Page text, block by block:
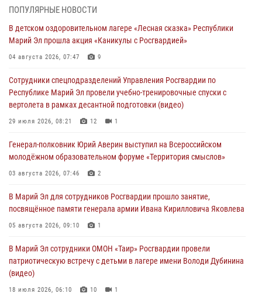
провели более 90 проверок мест хранения гражданского оружия
06 августа 2026, 08:00
В Марий Эл сотрудники вневедомственной охраны Росгвардии за
05 августа 2026, 09:44
В Марий Эл для сотрудников Росгвардии прошло занятие,
посвящённое памяти генерала армии Ивана Кирилловича Яковлева
В детском оздоровительном лагере «Лесная сказка» Республики
Марий Эл прошла акция «Каникулы с Росгвардией»
Сотрудники Центра лицензионно-разрешительной работы
Управления Росгвардии по Республике Марий Эл приняли участие в
04 августа 2026, 06:46
ПОПУЛЯРНЫЕ НОВОСТИ
В детском оздоровительном лагере «Лесная сказка» Республики
Марий Эл прошла акция «Каникулы с Росгвардией»
04 августа 2026, 07:47 9
Сотрудники спецподразделений Управления Росгвардии по
Республике Марий Эл провели учебно-тренировочные спуски с
вертолета в рамках десантной подготовки (видео)
29 июля 2026, 08:21 12 1
Генерал-полковник Юрий Аверин выступил на Всероссийском
молодёжном образовательном форуме «Территория смыслов»
03 августа 2026, 07:46 2
В Марий Эл для сотрудников Росгвардии прошло занятие,
посвящённое памяти генерала армии Ивана Кирилловича Яковлева
05 августа 2026, 09:10 1
В Марий Эл сотрудники ОМОН «Таир» Росгвардии провели
патриотическую встречу с детьми в лагере имени Володи Дубинина
(видео)
18 июля 2026, 06:10 10 1